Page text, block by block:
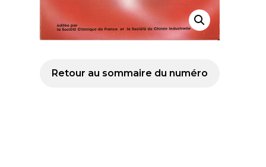
Retour au sommaire du numéro